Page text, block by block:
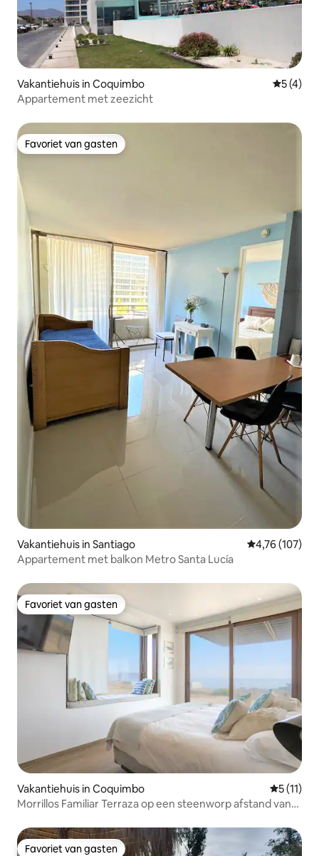
Vakantiehuis in Coquimbo
5 (4)
Appartement met zeezicht
Favoriet van gasten
Favoriet van gasten
Vakantiehuis in Santiago Gemiddelde
4,76 (107)
Appartement met balkon Metro Santa Lucía
Favoriet van gasten
Favoriet van gasten
Vakantiehuis in Coquimbo
5 (11)
Morrillos Familiar Terraza op een steenworp afstand van
Favoriet van gasten